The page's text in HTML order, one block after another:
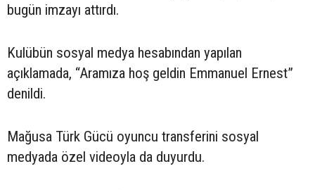
bugün imzayı attırdı.
Kulübün sosyal medya hesabından yapılan
açıklamada, “Aramıza hoş geldin Emmanuel Ernest”
denildi.
Mağusa Türk Gücü oyuncu transferini sosyal
medyada özel videoyla da duyurdu.